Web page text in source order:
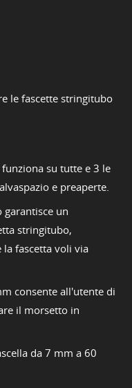
le fascette stringitubo
su tutte e 3 le
e preaperte.
garantisce un
stringitubo,
fascetta voli via
consente all'utente di
il morsetto in
da 7 mm a 60